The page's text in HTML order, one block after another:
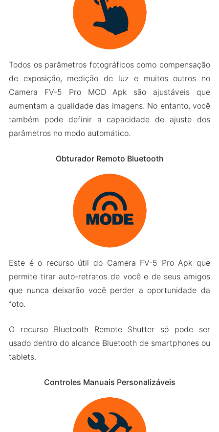
Todos os parâmetros fotográficos como compensação
de exposição, medição de luz e muitos outros no
Camera FV-5 Pro MOD Apk são ajustáveis ​​que
aumentam a qualidade das imagens. No entanto, você
também pode definir a capacidade de ajuste dos
parâmetros no modo automático.
Obturador Remoto Bluetooth
Este é o recurso útil do Camera FV-5 Pro Apk que
permite tirar auto-retratos de você e de seus amigos
que nunca deixarão você perder a oportunidade da
foto.
O recurso Bluetooth Remote Shutter só pode ser
usado dentro do alcance Bluetooth de smartphones ou
tablets.
Controles Manuais Personalizáveis